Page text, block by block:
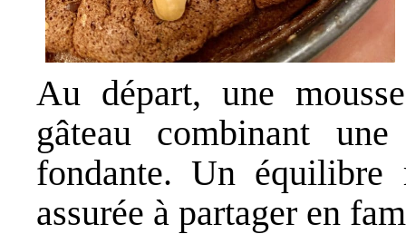
Au départ, une
gâteau combinant
fondante. Un équilibre
assurée à partager en